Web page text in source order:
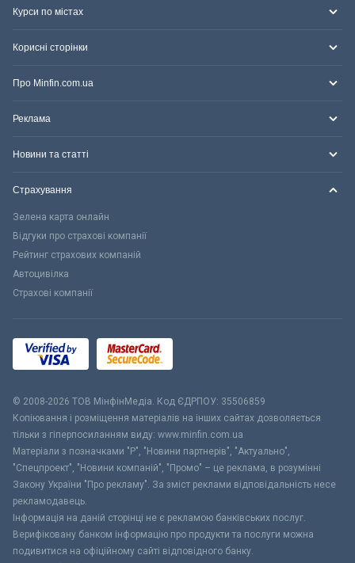
Курси по містах
Корисні сторінки
Про Minfin.com.ua
Реклама
Новини та статті
Страхування
Зелена карта онлайн
Відгуки про страхові компанії
Рейтинг страхових компаній
Автоцивілка
Страхові компанії
© 2008-2026 ТОВ МiнфiнМедiа. Код ЄДРПОУ: 35506859
Копіювання і розміщення матеріалів на інших сайтах дозволяється
тільки з гіперпосиланням виду: www.minfin.com.ua
Матеріали з позначками "Р", "Новини партнерів", "Актуально",
"Спецпроект", "Новини компаній", "Промо" – це реклама, в розумінні
Закону України "Про рекламу". За зміст реклами відповідальність несе
рекламодавець.
Інформація на даній сторінці не є рекламою банківських послуг.
Верифіковану банком інформацію про продукти та послуги можна
подивитися на офіційному сайті відповідного банку.